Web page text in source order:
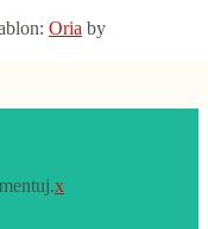
Oria by
x